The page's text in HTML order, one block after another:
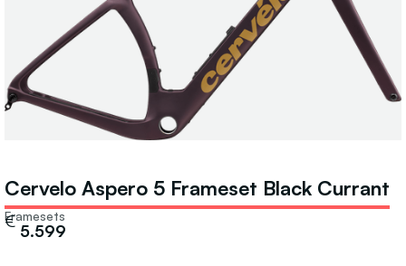
Cervelo Aspero 5 Frameset Black Currant
Framesets
5.599
€